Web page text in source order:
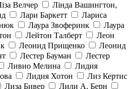
Велчер
Лінда Вашингтон,
Лари Баркетт
Лариса
Лаура Звоферинк
Лаура
Лейтон Талберт
Леон
Леонид Прищенко
Леонид
Лестер Бауман
Лестер
Ливио Мелина
Лидия
Лидия Хотон
Лиз Кертис
Лиза Бивер Лили А. Берн